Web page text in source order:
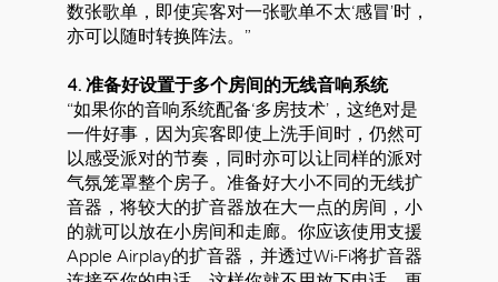
数张歌单，即使宾客对一张歌单不太‘感冒’时，
亦可以随时转换阵法。”
4. 准备好设置于多个房间的无线音响系统
“如果你的音响系统配备‘多房技术’，这绝对是
一件好事，因为宾客即使上洗手间时，仍然可
以感受派对的节奏，同时亦可以让同样的派对
气氛笼罩整个房子。准备好大小不同的无线扩
音器，将较大的扩音器放在大一点的房间，小
的就可以放在小房间和走廊。你应该使用支援
Apple Airplay的扩音器，并透过Wi-Fi将扩音器